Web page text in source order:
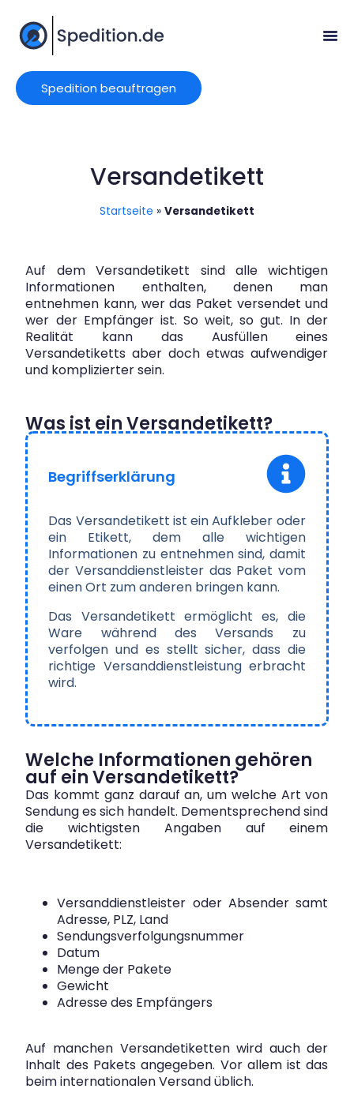
Spedition beauftragen
Versandetikett
Startseite » Versandetikett
Auf dem Versandetikett sind alle wichtigen
Informationen enthalten, denen man
entnehmen kann, wer das Paket versendet und
wer der Empfänger ist. So weit, so gut. In der
Realität kann das Ausfüllen eines
Versandetiketts aber doch etwas aufwendiger
und komplizierter sein.
Was ist ein Versandetikett?
Begriffserklärung
Das Versandetikett ist ein Aufkleber oder
ein Etikett, dem alle wichtigen
Informationen zu entnehmen sind, damit
der Versanddienstleister das Paket vom
einen Ort zum anderen bringen kann.
Das Versandetikett ermöglicht es, die
Ware während des Versands zu
verfolgen und es stellt sicher, dass die
richtige Versanddienstleistung erbracht
wird.
Welche Informationen gehören
auf ein Versandetikett?
Das kommt ganz darauf an, um welche Art von
Sendung es sich handelt. Dementsprechend sind
die wichtigsten Angaben auf einem
Versandetikett:
Versanddienstleister oder Absender samt
Adresse, PLZ, Land
Sendungsverfolgungsnummer
Datum
Menge der Pakete
Gewicht
Adresse des Empfängers
Auf manchen Versandetiketten wird auch der
Inhalt des Pakets angegeben. Vor allem ist das
beim internationalen Versand üblich.